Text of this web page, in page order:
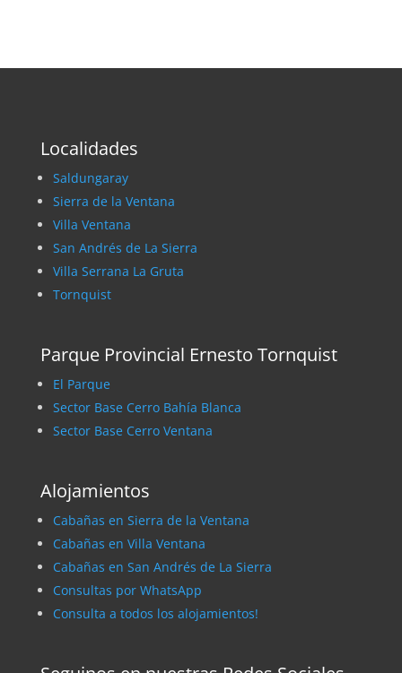
Localidades
Saldungaray
Sierra de la Ventana
Villa Ventana
San Andrés de La Sierra
Villa Serrana La Gruta
Tornquist
Parque Provincial Ernesto Tornquist
El Parque
Sector Base Cerro Bahía Blanca
Sector Base Cerro Ventana
Alojamientos
Cabañas en Sierra de la Ventana
Cabañas en Villa Ventana
Cabañas en San Andrés de La Sierra
Consultas por WhatsApp
Consulta a todos los alojamientos!